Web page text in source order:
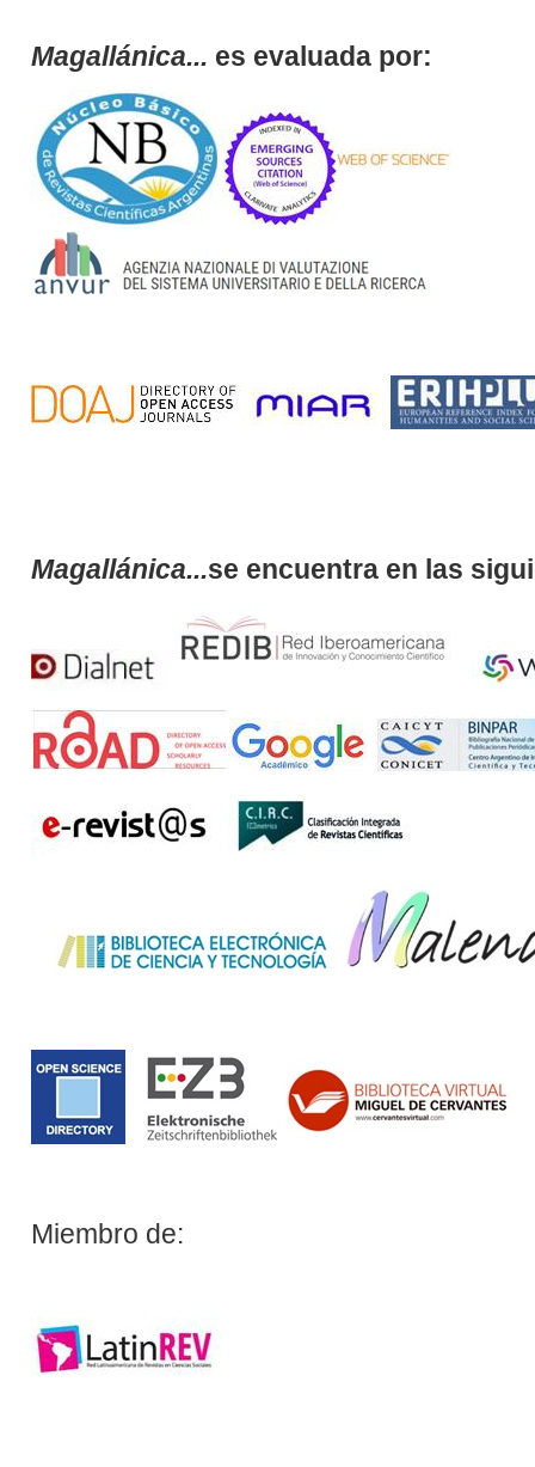
Magallánica... es evaluada por:
Magallánica...se encuentra en las
Miembro de: